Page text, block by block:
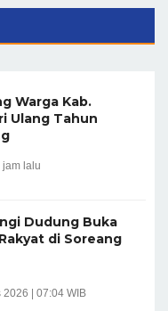
Warga Kab.
Ulang Tahun
jam lalu
Dudung Buka
di Soreang
2026 | 07:04 WIB